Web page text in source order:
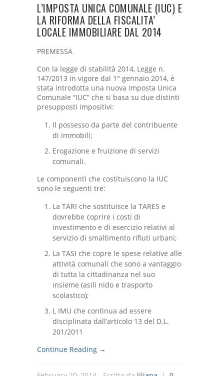
L’IMPOSTA UNICA COMUNALE (IUC) E
LA RIFORMA DELLA FISCALITA’
LOCALE IMMOBILIARE DAL 2014
PREMESSA
Con la legge di stabilità 2014, Legge n.
147/2013 in vigore dal 1° gennaio 2014, è
stata introdotta una nuova Imposta Unica
Comunale “IUC” che si basa su due distinti
presupposti impositivi:
Il possesso da parte del contribuente
di immobili;
Erogazione e fruizione di servizi
comunali.
Le componenti che costituiscono la IUC
sono le seguenti tre:
La TARI che sostituisce la TARES e
dovrebbe coprire i costi di
investimento e di esercizio relativi al
servizio di smaltimento rifiuti urbani;
La TASI che copre le spese relative alle
attività comunali che sono a vantaggio
di tutta la cittadinanza nel suo
insieme (asili nido e trasporto
scolastico);
L IMU che continua ad essere
disciplinata dall’articolo 13 del D.L.
201/2011
Continue Reading →